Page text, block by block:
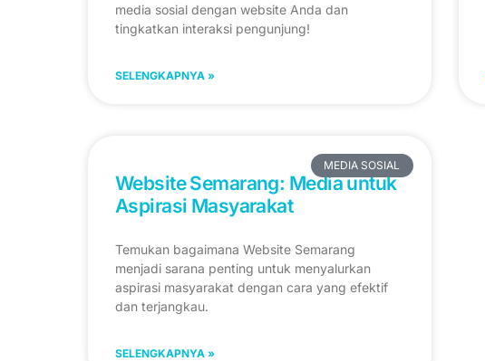
media sosial dengan website Anda dan
tingkatkan interaksi pengunjung!
SELENGKAPNYA »
MEDIA SOSIAL
Website Semarang: Media untuk
Aspirasi Masyarakat
Temukan bagaimana Website Semarang
menjadi sarana penting untuk menyalurkan
aspirasi masyarakat dengan cara yang efektif
dan terjangkau.
SELENGKAPNYA »